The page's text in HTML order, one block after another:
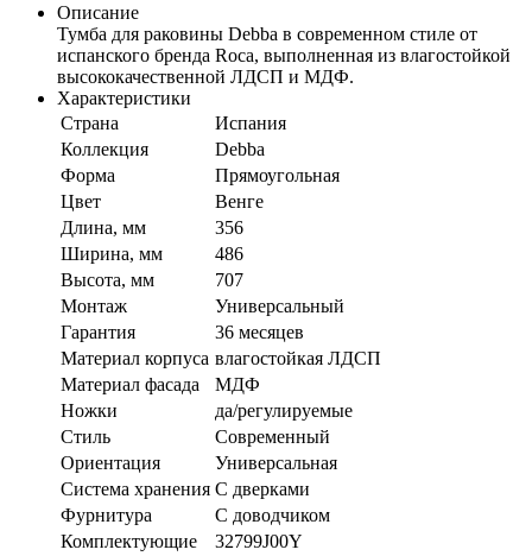
Описание
Тумба для раковины Debba в современном стиле от
испанского бренда Roca, выполненная из влагостойкой
высококачественной ЛДСП и МДФ.
Характеристики
Страна
Испания
Коллекция
Debba
Форма
Прямоугольная
Цвет
Венге
Длина, мм
356
Ширина, мм
486
Высота, мм
707
Монтаж
Универсальный
Гарантия
36 месяцев
Материал корпуса влагостойкая ЛДСП
Материал фасада
МДФ
Ножки
да/регулируемые
Стиль
Современный
Ориентация
Универсальная
Система хранения С дверками
Фурнитура
С доводчиком
Комплектующие
32799J00Y